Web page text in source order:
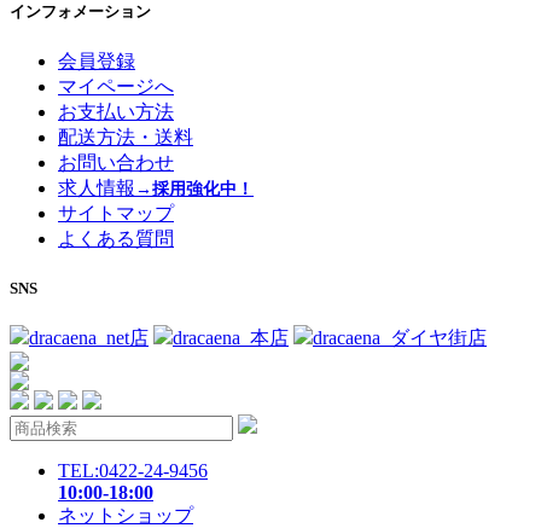
インフォメーション
会員登録
マイページへ
お支払い方法
配送方法・送料
お問い合わせ
求人情報 →採用強化中！
サイトマップ
よくある質問
SNS
dracaena_net店 dracaena_本店 dracaena_ダイヤ街店
TEL:0422-24-9456
10:00-18:00
ネットショップ